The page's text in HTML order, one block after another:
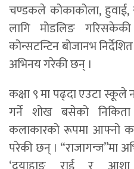
चण्डकले कोकाकोला, हुवाई,
लागि मोडलिङ
कोन्सटन्टिन बोजानभ
अभिनय गरेकी छन् ।
कक्षा ९ मा पढ्दा एउटा
गर्ने शोख बसेको
कलाकारको रूपमा आफ्नो
परेकी छन् । “राजागन्ज”मा